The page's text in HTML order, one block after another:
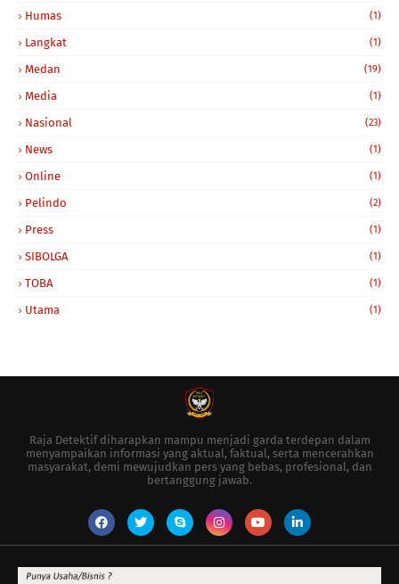
Humas (1)
Langkat (1)
Medan (19)
Media (1)
Nasional (23)
News (1)
Online (1)
Pelindo (2)
Press (1)
SIBOLGA (1)
TOBA (1)
Utama (1)
Raja Detektif diharapkan mampu menjadi garda terdepan dalam
menyampaikan informasi yang aktual, faktual, serta mencerahkan
masyarakat, demi mewujudkan pers yang bebas, profesional, dan
bertanggung jawab.